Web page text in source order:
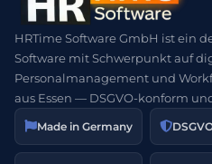
HRTime Software GmbH ist ein
Software mit Schwerpunkt auf
Personalmanagement und
aus Essen — DSGVO-konform
Made in Germany